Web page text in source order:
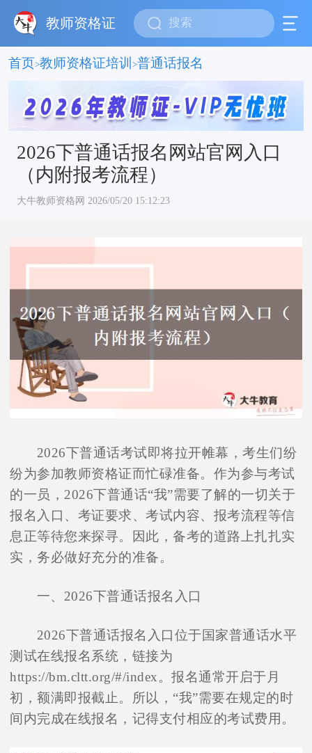
教师资格证
首页>教师资格证培训 >普通话报名
2026下普通话报名网站官网入口
（内附报考流程）
大牛教师资格网 2026/05/20 15:12:23
2026下普通话考试即将拉开帷幕，考生们纷
纷为参加教师资格证而忙碌准备。作为参与考试
的一员，2026下普通话“我”需要了解的一切关于
报名入口、考证要求、考试内容、报考流程等信
息正等待您来探寻。因此，备考的道路上扎扎实
实，务必做好充分的准备。
一、2026下普通话报名入口
2026下普通话报名入口位于国家普通话水平
测试在线报名系统，链接为
https://bm.cltt.org/#/index。报名通常开启于月
初，额满即报截止。所以，“我”需要在规定的时
间内完成在线报名，记得支付相应的考试费用。